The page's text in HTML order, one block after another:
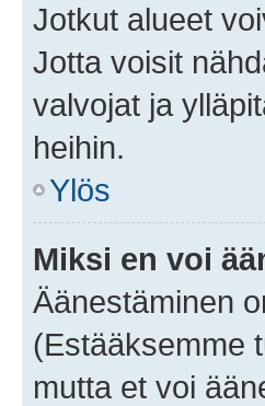
Jotkut alueet
Jotta voisit
valvojat ja
heihin.
Ylös
Miksi en voi
Äänestäminen
(Estääksemme
mutta et voi